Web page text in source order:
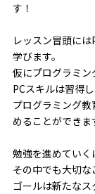
す！
レッスン冒頭に
学びます。
仮にプログラミン
PCスキルは習得
プログラミング
めることができま
勉強を進めていく
その中でも大切な
ゴールは新たなス